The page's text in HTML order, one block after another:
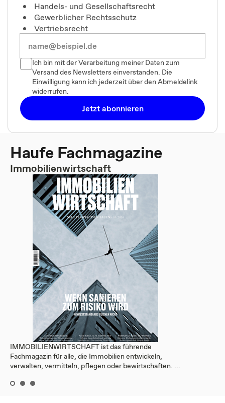
Handels- und Gesellschaftsrecht
Gewerblicher Rechtsschutz
Vertriebsrecht
Ich bin mit der Verarbeitung meiner Daten zum
Versand des Newsletters einverstanden. Die
Einwilligung kann ich jederzeit über den Abmeldelink
widerrufen.
Jetzt abonnieren
Haufe Fachmagazine
Immobilienwirtschaft
IMMOBILIENWIRTSCHAFT ist das führende
Fachmagazin für alle, die Immobilien entwickeln,
verwalten, vermitteln, pflegen oder bewirtschaften. ...